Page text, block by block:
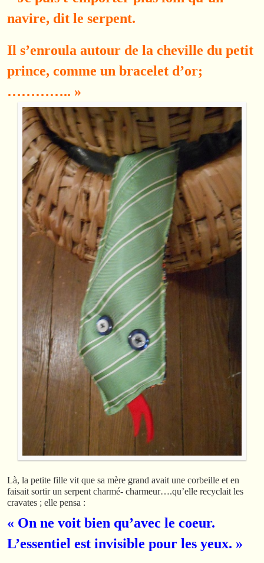
navire, dit le serpent.
Il s’enroula autour de la cheville du petit
prince, comme un bracelet d’or;
………….. »
Là, la petite fille vit que sa mère grand avait une corbeille et en
faisait sortir un serpent charmé- charmeur….qu’elle recyclait les
cravates ; elle pensa :
« On ne voit bien qu’avec le coeur.
L’essentiel est invisible pour les yeux. »